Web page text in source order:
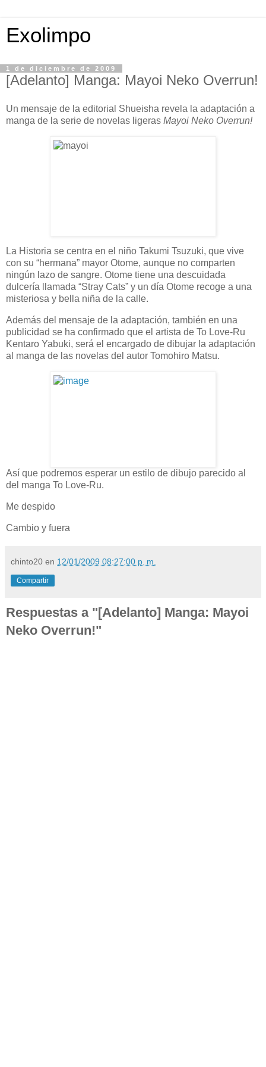
Exolimpo
1 de diciembre de 2009
[Adelanto] Manga: Mayoi Neko Overrun!
Un mensaje de la editorial Shueisha revela la adaptación a
manga de la serie de novelas ligeras Mayoi Neko Overrun!
La Historia se centra en el niño Takumi Tsuzuki, que vive
con su “hermana” mayor Otome, aunque no comparten
ningún lazo de sangre. Otome tiene una descuidada
dulcería llamada “Stray Cats” y un día Otome recoge a una
misteriosa y bella niña de la calle.
Además del mensaje de la adaptación, también en una
publicidad se ha confirmado que el artista de To Love-Ru
Kentaro Yabuki, será el encargado de dibujar la adaptación
al manga de las novelas del autor Tomohiro Matsu.
Así que podremos esperar un estilo de dibujo parecido al
del manga To Love-Ru.
Me despido
Cambio y fuera
chinto20 en 12/01/2009 08:27:00 p. m.
Compartir
Respuestas a "[Adelanto] Manga: Mayoi
Neko Overrun!"